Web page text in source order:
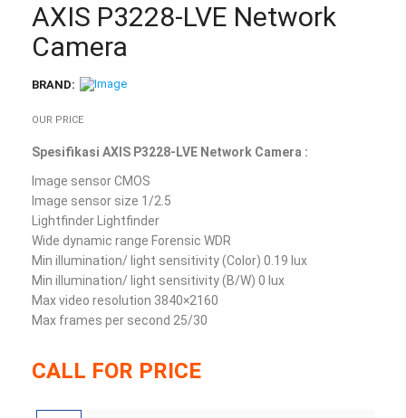
AXIS P3228-LVE Network
Camera
BRAND:
OUR PRICE
Spesifikasi AXIS P3228-LVE Network Camera :
Image sensor CMOS
Image sensor size 1/2.5
Lightfinder Lightfinder
Wide dynamic range Forensic WDR
Min illumination/ light sensitivity (Color) 0.19 lux
Min illumination/ light sensitivity (B/W) 0 lux
Max video resolution 3840×2160
Max frames per second 25/30
CALL FOR PRICE